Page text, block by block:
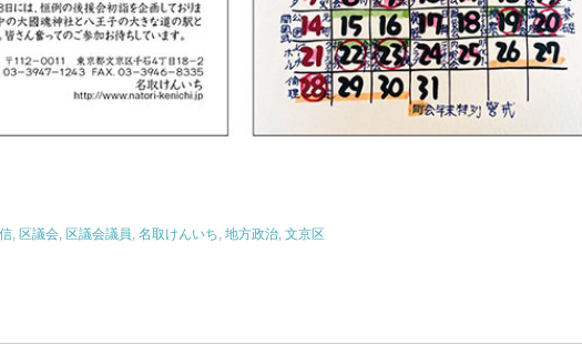
区議会 区議会議員 名取けんいち 地方政治 文京区